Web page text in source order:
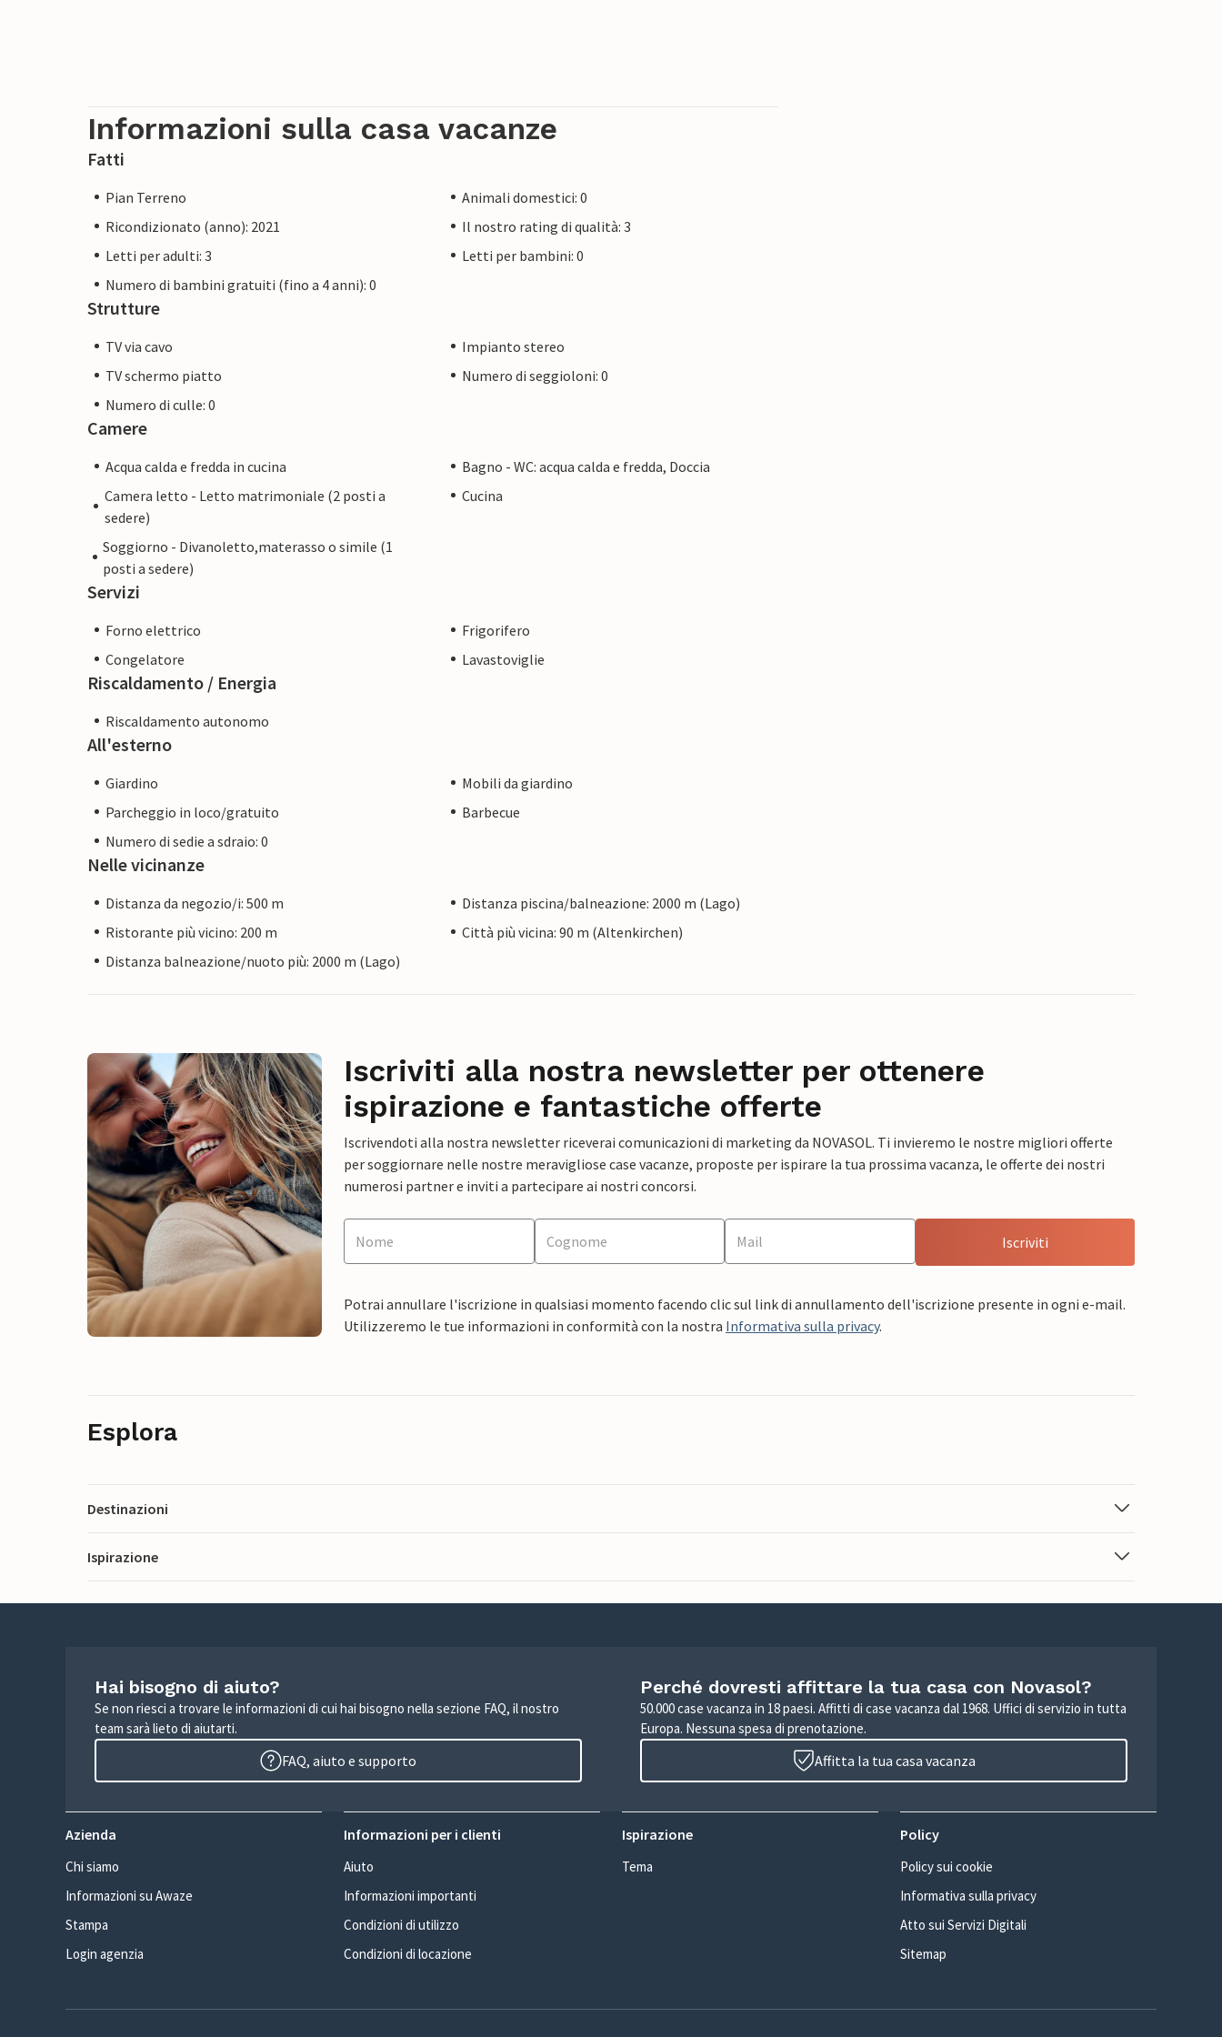
Informazioni sulla casa vacanze
Fatti
Pian Terreno
Animali domestici: 0
Ricondizionato (anno): 2021
Il nostro rating di qualità: 3
Letti per adulti: 3
Letti per bambini: 0
Numero di bambini gratuiti (fino a 4 anni): 0
Strutture
TV via cavo
Impianto stereo
TV schermo piatto
Numero di seggioloni: 0
Numero di culle: 0
Camere
Acqua calda e fredda in cucina
Bagno - WC: acqua calda e fredda, Doccia
Camera letto - Letto matrimoniale (2 posti a
sedere)
Cucina
Soggiorno - Divanoletto,materasso o simile (1
posti a sedere)
Servizi
Forno elettrico
Frigorifero
Congelatore
Lavastoviglie
Riscaldamento / Energia
Riscaldamento autonomo
All'esterno
Giardino
Mobili da giardino
Parcheggio in loco/gratuito
Barbecue
Numero di sedie a sdraio: 0
Nelle vicinanze
Distanza da negozio/i: 500 m
Distanza piscina/balneazione: 2000 m (Lago)
Ristorante più vicino: 200 m
Città più vicina: 90 m (Altenkirchen)
Distanza balneazione/nuoto più: 2000 m (Lago)
Iscriviti alla nostra newsletter per ottenere
ispirazione e fantastiche offerte
Iscrivendoti alla nostra newsletter riceverai comunicazioni di marketing da NOVASOL. Ti invieremo le nostre migliori offerte
per soggiornare nelle nostre meravigliose case vacanze, proposte per ispirare la tua prossima vacanza, le offerte dei nostri
numerosi partner e inviti a partecipare ai nostri concorsi.
Iscriviti
Potrai annullare l'iscrizione in qualsiasi momento facendo clic sul link di annullamento dell'iscrizione presente in ogni e-mail.
Utilizzeremo le tue informazioni in conformità con la nostra Informativa sulla privacy.
Esplora
Destinazioni
Ispirazione
Hai bisogno di aiuto?
Se non riesci a trovare le informazioni di cui hai bisogno nella sezione FAQ, il nostro
team sarà lieto di aiutarti.
FAQ, aiuto e supporto
Perché dovresti affittare la tua casa con Novasol?
50.000 case vacanza in 18 paesi. Affitti di case vacanza dal 1968. Uffici di servizio in tutta
Europa. Nessuna spesa di prenotazione.
Affitta la tua casa vacanza
Azienda
Chi siamo
Informazioni su Awaze
Stampa
Login agenzia
Informazioni per i clienti
Aiuto
Informazioni importanti
Condizioni di utilizzo
Condizioni di locazione
Ispirazione
Tema
Policy
Policy sui cookie
Informativa sulla privacy
Atto sui Servizi Digitali
Sitemap